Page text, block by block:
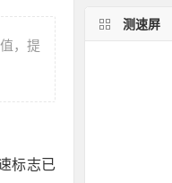
，提
标志已
测速屏